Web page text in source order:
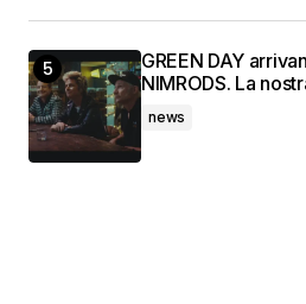
GREEN DAY
NIMRODS. La
news